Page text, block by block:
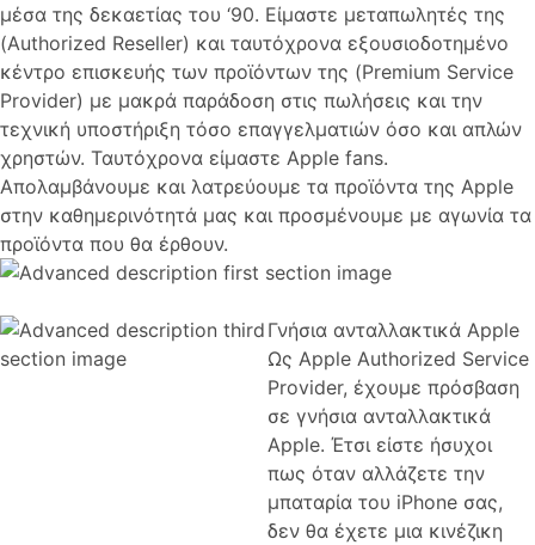
μέσα της δεκαετίας του ‘90. Είμαστε μεταπωλητές της
(Authorized Reseller) και ταυτόχρονα εξουσιοδοτημένο
κέντρο επισκευής των προϊόντων της (Premium Service
Provider) με μακρά παράδοση στις πωλήσεις και την
τεχνική υποστήριξη τόσο επαγγελματιών όσο και απλών
χρηστών. Ταυτόχρονα είμαστε Apple fans.
Απολαμβάνουμε και λατρεύουμε τα προϊόντα της Apple
στην καθημερινότητά μας και προσμένουμε με αγωνία τα
προϊόντα που θα έρθουν.
Γνήσια ανταλλακτικά Apple
Ως Apple Authorized Service
Provider, έχουμε πρόσβαση
σε γνήσια ανταλλακτικά
Apple. Έτσι είστε ήσυχοι
πως όταν αλλάζετε την
μπαταρία του iPhone σας,
δεν θα έχετε μια κινέζικη